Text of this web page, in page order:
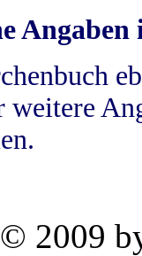
weitere
© 2009